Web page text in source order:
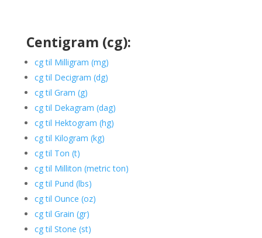
Centigram (cg):
cg til Milligram (mg)
cg til Decigram (dg)
cg til Gram (g)
cg til Dekagram (dag)
cg til Hektogram (hg)
cg til Kilogram (kg)
cg til Ton (t)
cg til Milliton (metric ton)
cg til Pund (lbs)
cg til Ounce (oz)
cg til Grain (gr)
cg til Stone (st)